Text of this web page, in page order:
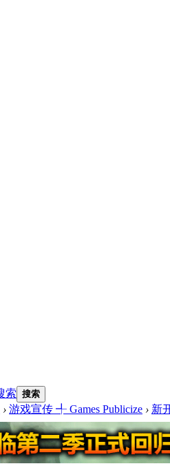
索 搜索
› 游戏宣传 ╃ Games Publicize › 新